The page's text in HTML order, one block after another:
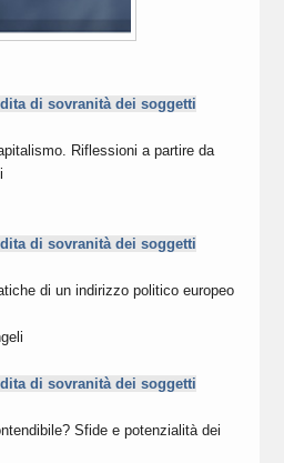
di sovranità dei soggetti
Riflessioni a partire da
di sovranità dei soggetti
di un indirizzo politico europeo
di sovranità dei soggetti
Sfide e potenzialità dei